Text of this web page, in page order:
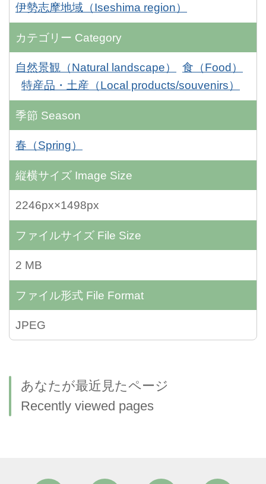
伊勢志摩地域（Iseshima region）
カテゴリー Category
自然景観（Natural landscape）
食（Food）
特産品・土産（Local products/souvenirs）
季節 Season
春（Spring）
縦横サイズ Image Size
2246px×1498px
ファイルサイズ File Size
2 MB
ファイル形式 File Format
JPEG
あなたが最近見たページ
Recently viewed pages